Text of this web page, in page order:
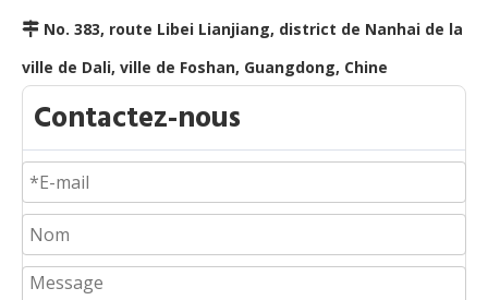
 No. 383, route Libei Lianjiang, district de Nanhai de la
ville de Dali, ville de Foshan, Guangdong, Chine
Contactez-nous